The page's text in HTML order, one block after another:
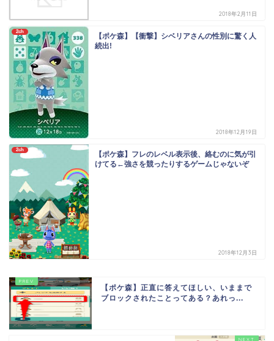
2018年2月11日
2ch
【ポケ森】【衝撃】シベリアさんの性別に驚く人
続出!
2018年12月19日
2ch
【ポケ森】フレのレベル表示後、絡むのに気が引
けてる←強さを競ったりするゲームじゃないぞ
2018年12月3日
【ポケ森】正直に答えてほしい、いままで
ブロックされたことってある？あれっ...